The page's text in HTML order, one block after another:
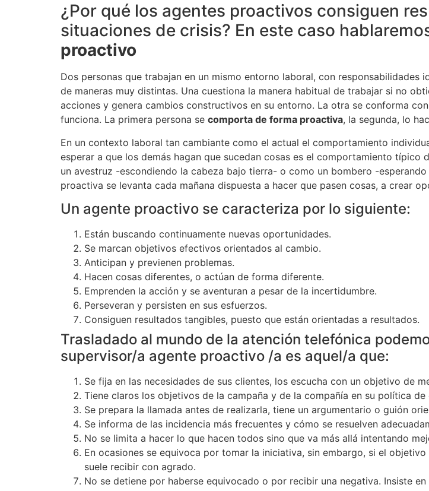
¿Por qué los agentes proactivos consiguen
situaciones de crisis? En este caso
proactivo
Dos personas que trabajan en un mismo entorno laboral, con
de maneras muy distintas. Una cuestiona la manera habitual de trabajar si no
acciones y genera cambios constructivos en su entorno. La otra se conforma
funciona. La primera persona se comporta de forma proactiva, la segunda, lo
En un contexto laboral tan cambiante como el actual el comportamiento
esperar a que los demás hagan que sucedan cosas es el comportamiento típico
un avestruz -escondiendo la cabeza bajo tierra- o como un bombero -
proactiva se levanta cada mañana dispuesta a hacer que pasen cosas, a crear
Un agente proactivo se caracteriza por lo siguiente:
Están buscando continuamente nuevas oportunidades.
Se marcan objetivos efectivos orientados al cambio.
Anticipan y previenen problemas.
Hacen cosas diferentes, o actúan de forma diferente.
Emprenden la acción y se aventuran a pesar de la incertidumbre.
Perseveran y persisten en sus esfuerzos.
Consiguen resultados tangibles, puesto que están orientadas a resultados.
Trasladado al mundo de la atención telefónica
supervisor/a agente proactivo /a es aquel/a que:
Se fija en las necesidades de sus clientes, los escucha con un objetivo de
Tiene claros los objetivos de la campaña y de la compañía en su política
Se prepara la llamada antes de realizarla, tiene un argumentario o guión
Se informa de las incidencia más frecuentes y cómo se resuelven
No se limita a hacer lo que hacen todos sino que va más allá intentando
En ocasiones se equivoca por tomar la iniciativa, sin embargo, si el
suele recibir con agrado.
No se detiene por haberse equivocado o por recibir una negativa. Insiste